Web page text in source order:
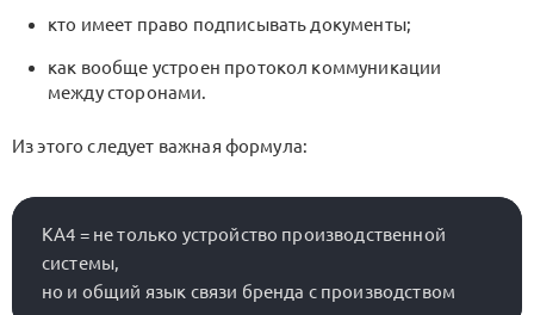
кто имеет право подписывать документы;
как вообще устроен протокол коммуникации
между сторонами.
Из этого следует важная формула:
KA4 = не только устройство производственной
системы,